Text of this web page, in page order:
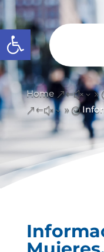
Abrir barra de
Home
&#x39;